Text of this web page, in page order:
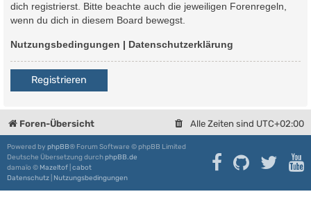
dich registrierst. Bitte beachte auch die jeweiligen Forenregeln,
wenn du dich in diesem Board bewegst.
Nutzungsbedingungen | Datenschutzerklärung
Registrieren
Foren-Übersicht Alle Zeiten sind UTC+02:00
Powered by phpBB® Forum Software © phpBB Limited
Deutsche Übersetzung durchphpBB.de
damaïo © Mazeltof cabot
Datenschutz Nutzungsbedingungen